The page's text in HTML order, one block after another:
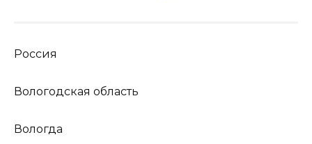
Россия
Вологодская область
Вологда